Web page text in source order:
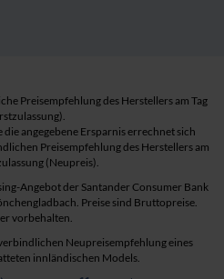
Preisempfehlung des Herstellers am Tag
angegebene Ersparnis errechnet sich
Preisempfehlung des Herstellers am
(Neupreis).
Angebot der Santander Consumer Bank
Preise sind Bruttopreise.
vorbehalten.
Neupreisempfehlung eines
innländischen Models.